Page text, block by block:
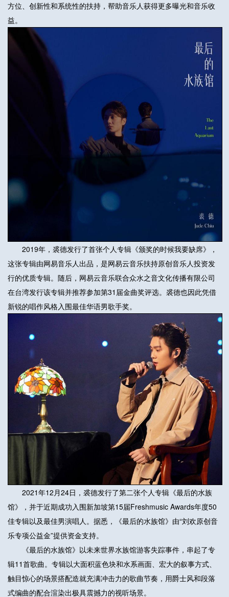
方位、创新性和系统性的扶持，帮助音乐人获得更多曝光和音乐收
益。
2019年，裘德发行了首张个人专辑《颁奖的时候我要缺席》，
这张专辑由网易音乐人出品，是网易云音乐扶持原创音乐人投资发
行的优质专辑。随后，网易云音乐联合众水之音文化传播有限公司
在台湾发行该专辑并推荐参加第31届金曲奖评选。裘德也因此凭借
新锐的唱作风格入围最佳华语男歌手奖。
2021年12月24日，裘德发行了第二张个人专辑《最后的水族
馆》，并于近期成功入围新加坡第15届Freshmusic Awards年度50
佳专辑以及最佳男演唱人。据悉，《最后的水族馆》由“刘欢原创音
乐专项公益金”提供资金支持。
《最后的水族馆》以未来世界水族馆游客失踪事件，串起了专
辑11首歌曲。专辑以大面积蓝色块和水系画面、宏大的叙事方式、
触目惊心的场景搭配造就充满冲击力的歌曲节奏，用爵士风和段落
式编曲的配合渲染出极具震撼力的视听场景。